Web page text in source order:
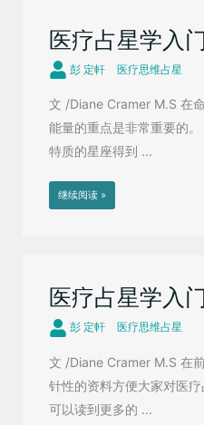
医疗占星学入
彭 定軒 医疗思维占星
文 /Diane Cramer M.S 在
能量的重点是非常重要的
特质的星座得到 ...
继续阅读 »
医疗占星学入
彭 定軒 医疗思维占星
文 /Diane Cramer M.S 在
针性的资料方便大家对医
可以读到更多的 ...